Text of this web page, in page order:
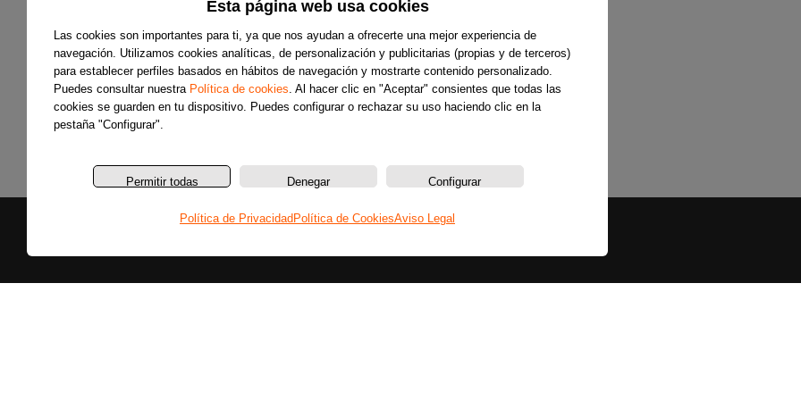
Esta página web usa cookies
Las cookies son importantes para ti, ya que nos ayudan a ofrecerte una mejor experiencia de
navegación. Utilizamos cookies analíticas, de personalización y publicitarias (propias y de terceros)
para establecer perfiles basados en hábitos de navegación y mostrarte contenido personalizado.
Puedes consultar nuestra Política de cookies. Al hacer clic en "Aceptar" consientes que todas las
cookies se guarden en tu dispositivo. Puedes configurar o rechazar su uso haciendo clic en la
pestaña "Configurar".
Permitir todas Denegar Configurar
Política de Privacidad Política de CookiesAviso Legal